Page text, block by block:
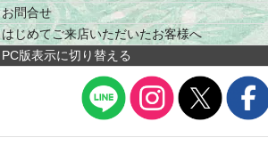
お問合せ
はじめてご来店いただいたお客様へ
PC版表示に切り替える